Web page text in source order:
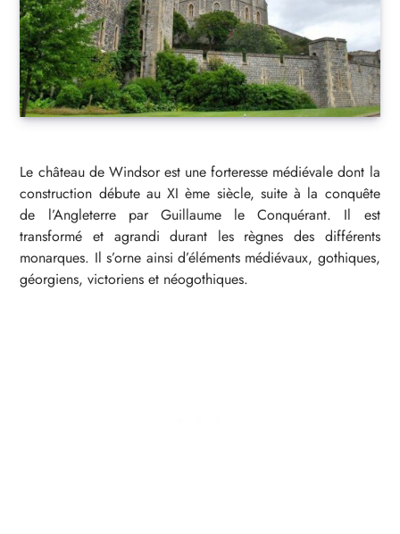
Le château de Windsor est une forteresse médiévale dont la
construction débute au XI ème siècle, suite à la conquête
de l’Angleterre par Guillaume le Conquérant. Il est
transformé et agrandi durant les règnes des différents
monarques. Il s’orne ainsi d’éléments médiévaux, gothiques,
géorgiens, victoriens et néogothiques.